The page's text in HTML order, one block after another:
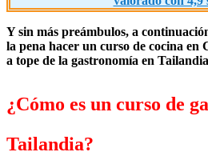
Y sin más preámbulos, a
la pena hacer un curso de cocina
a tope de la gastronomía en
¿Cómo es un curso de
Tailandia?